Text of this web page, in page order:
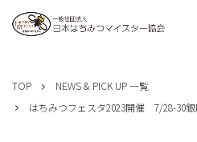
TOP
NEWS & PICK UP 一覧
はちみつフェスタ2023開催 7/28-30